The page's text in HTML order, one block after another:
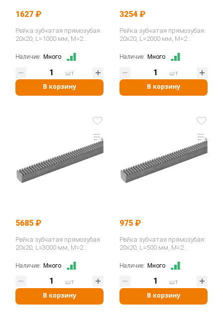
1627 ₽
Рейка зубчатая прямозубая:
20x20, L=1000 мм, M=2
Наличие: Много
В корзину
шт
3254 ₽
Рейка зубчатая прямозубая:
20x20, L=2000 мм, M=2
Наличие: Много
В корзину
шт
5685 ₽
Рейка зубчатая прямозубая:
20x20, L=3000 мм, M=2
Наличие: Много
В корзину
шт
975 ₽
Рейка зубчатая прямозубая:
20x20, L=500 мм, M=2
Наличие: Много
В корзину
шт